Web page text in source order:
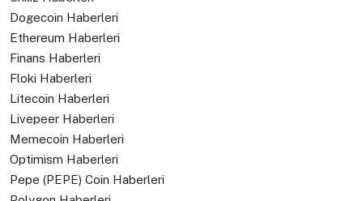
Dogecoin Haberleri
Ethereum Haberleri
Finans Haberleri
Floki Haberleri
Litecoin Haberleri
Livepeer Haberleri
Memecoin Haberleri
Optimism Haberleri
Pepe (PEPE) Coin Haberleri